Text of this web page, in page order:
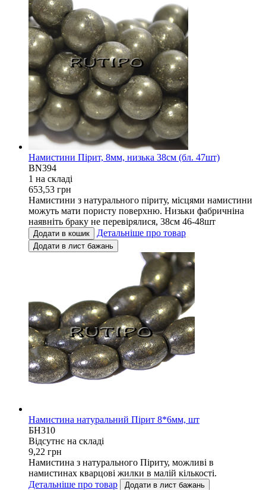
Намистини Пірит, 8мм, низька 38см (бл. 47шт)
BN394
1 на складi
653,53 грн
Намистини з натурального піриту, місцями намистини
можуть мати пористу поверхню. Низьки фабричніна
наявніть браку не перевірялися, 38см 46-48шт
Додати в кошик Детальніше про товар
Додати в лист бажань
Намистина натуральний Пірит 8*6мм, шт
БН310
Відсутнє на складі
9,22 грн
Намистина з натурального Піриту, можливі в
намистинах кварцові жилки в малій кількості.
Детальніше про товар
Додати в лист бажань